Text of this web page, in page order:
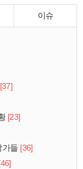
이슈
[37]
[23]
가들 [36]